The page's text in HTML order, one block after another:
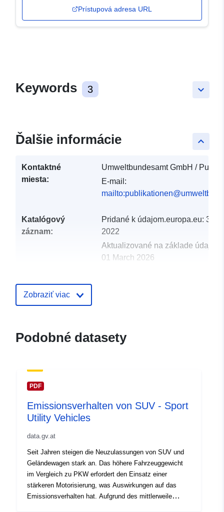
Prístupová adresa URL
keyboard_arrow_down
Keywords 3
keyboard_arrow_up
Ďalšie informácie
Kontaktné
miesta:
Umweltbundesamt GmbH /
E-mail:
Katalógový
záznam:
Pridané k údajom.europa.eu: 30
2022
Aktualizované na základe
01 March 2026
uriRef:
Zobraziť viac
Podobné datasety
PDF
Emissionsverhalten von SUV - Sport
Utility Vehicles
data.gv.at
Seit Jahren steigen die Neuzulassungen von SUV und
Geländewagen stark an. Das höhere Fahrzeuggewicht
im Vergleich zu PKW erfordert den Einsatz einer
stärkeren Motorisierung, was Auswirkungen auf das
Emissionsverhalten hat. Aufgrund des mittlerweile